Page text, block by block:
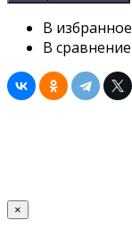
В избранное
В сравнение
×